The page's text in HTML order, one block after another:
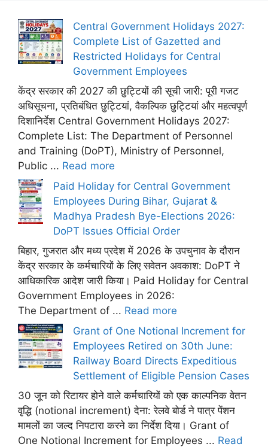
Central Government Holidays 2027:
Complete List of Gazetted and
Restricted Holidays for Central
Government Employees
केंद्र सरकार की 2027 की छुट्टियों की सूची जारी: पूरी गजट
अधिसूचना, प्रतिबंधित छुट्टियां, वैकल्पिक छुट्टियां और महत्वपूर्ण
दिशानिर्देश Central Government Holidays 2027:
Complete List: The Department of Personnel
and Training (DoPT), Ministry of Personnel,
Public ... Read more
Paid Holiday for Central Government
Employees During Bihar, Gujarat &
Madhya Pradesh Bye-Elections 2026:
DoPT Issues Official Order
बिहार, गुजरात और मध्य प्रदेश में 2026 के उपचुनाव के दौरान
केंद्र सरकार के कर्मचारियों के लिए सवेतन अवकाश: DoPT ने
आधिकारिक आदेश जारी किया। Paid Holiday for Central
Government Employees in 2026:
The Department of ... Read more
Grant of One Notional Increment for
Employees Retired on 30th June:
Railway Board Directs Expeditious
Settlement of Eligible Pension Cases
30 जून को रिटायर होने वाले कर्मचारियों को एक काल्पनिक वेतन
वृद्धि (notional increment) देना: रेलवे बोर्ड ने पात्र पेंशन
मामलों का जल्द निपटारा करने का निर्देश दिया। Grant of
One Notional Increment for Employees ... Read